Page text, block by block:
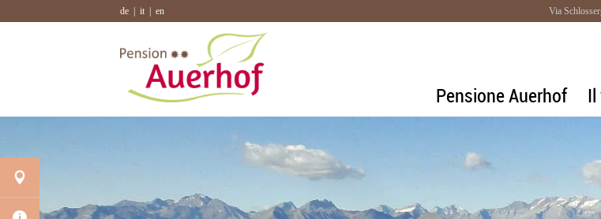
Via
de it en
Pensione Auerhof